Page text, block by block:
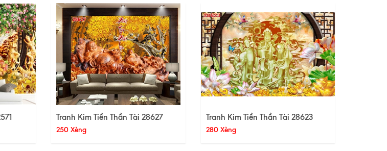
Tranh Kim Tiền Thần Tài 28627
250 Xèng
Tranh Kim Tiền Thần Tài 28623
280 Xèng